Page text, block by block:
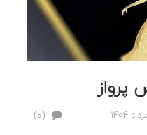
پرواز
(0)